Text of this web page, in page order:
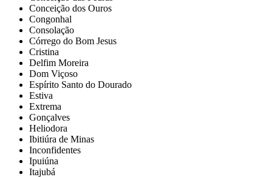
Conceição dos Ouros
Congonhal
Consolação
Córrego do Bom Jesus
Cristina
Delfim Moreira
Dom Viçoso
Espírito Santo do Dourado
Estiva
Extrema
Gonçalves
Heliodora
Ibitiúra de Minas
Inconfidentes
Ipuiúna
Itajubá